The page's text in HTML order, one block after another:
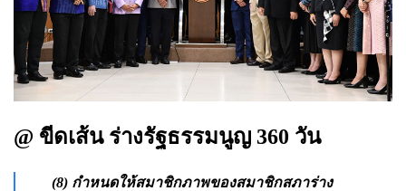
@ ขีดเส้น ร่างรัฐธรรมนูญ 360 วัน
(8) กำหนดให้สมาชิกภาพของสมาชิกสภาร่าง